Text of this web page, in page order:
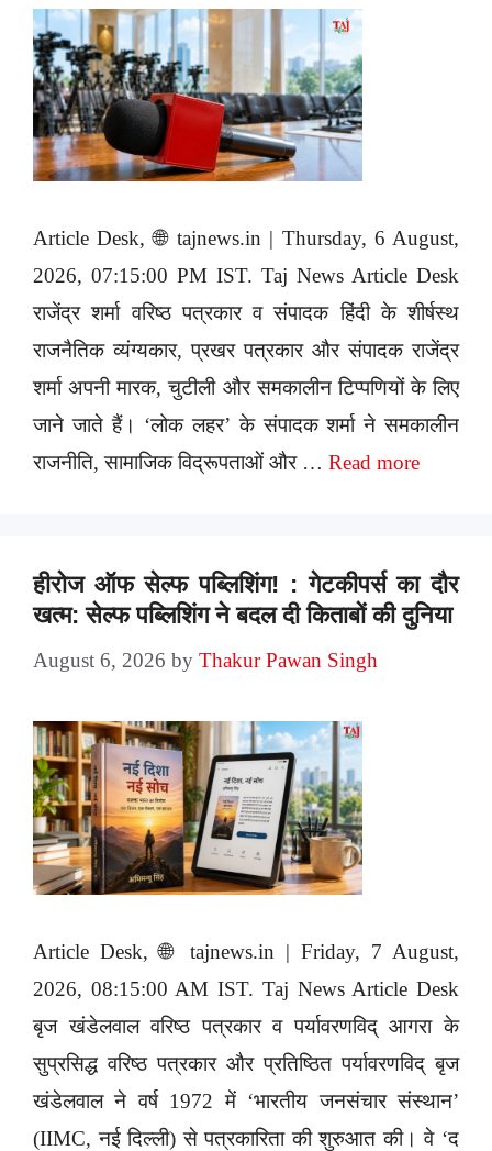
Article Desk, 🌐 tajnews.in | Thursday, 6 August,
2026, 07:15:00 PM IST. Taj News Article Desk
राजेंद्र शर्मा वरिष्ठ पत्रकार व संपादक हिंदी के शीर्षस्थ
राजनैतिक व्यंग्यकार, प्रखर पत्रकार और संपादक राजेंद्र
शर्मा अपनी मारक, चुटीली और समकालीन टिप्पणियों के लिए
जाने जाते हैं। ‘लोक लहर’ के संपादक शर्मा ने समकालीन
राजनीति, सामाजिक विद्रूपताओं और … Read more
हीरोज ऑफ सेल्फ पब्लिशिंग! : गेटकीपर्स का दौर
खत्म: सेल्फ पब्लिशिंग ने बदल दी किताबों की दुनिया
August 6, 2026 by Thakur Pawan Singh
Article Desk, 🌐 tajnews.in | Friday, 7 August,
2026, 08:15:00 AM IST. Taj News Article Desk
बृज खंडेलवाल वरिष्ठ पत्रकार व पर्यावरणविद् आगरा के
सुप्रसिद्ध वरिष्ठ पत्रकार और प्रतिष्ठित पर्यावरणविद् बृज
खंडेलवाल ने वर्ष 1972 में ‘भारतीय जनसंचार संस्थान’
(IIMC, नई दिल्ली) से पत्रकारिता की शुरुआत की। वे ‘द